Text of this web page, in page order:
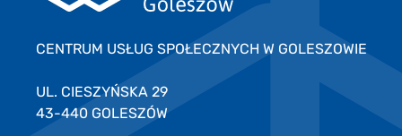
CENTRUM USŁUG SPOŁECZNYCH W GOLESZOWIE
UL. CIESZYŃSKA 29
43-440 GOLESZÓW